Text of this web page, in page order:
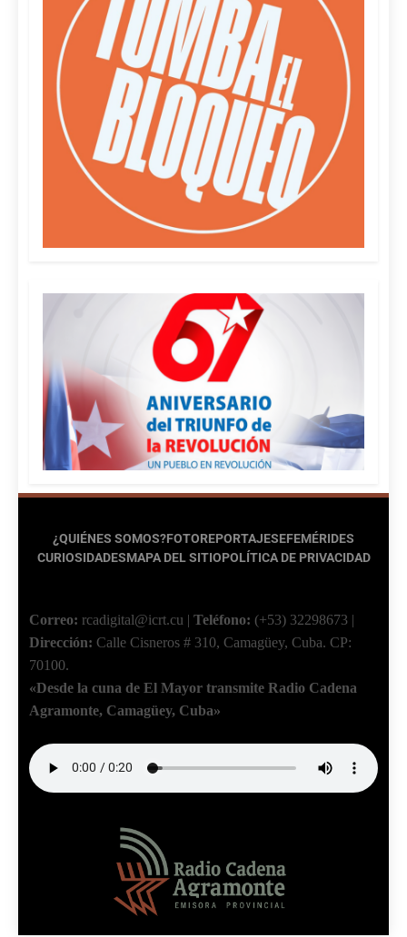
¿QUIÉNES SOMOS?FOTOREPORTAJESEFEMÉRIDES
CURIOSIDADESMAPA DEL SITIOPOLÍTICA DE PRIVACIDAD
Correo: rcadigital@icrt.cu | Teléfono: (+53) 32298673 |
Dirección: Calle Cisneros # 310, Camagüey, Cuba. CP:
70100.
«Desde la cuna de El Mayor transmite Radio Cadena
Agramonte, Camagüey, Cuba»